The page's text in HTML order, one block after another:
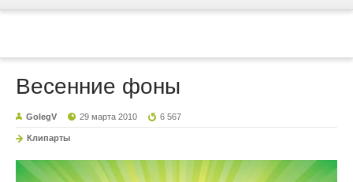
Весенние фоны
GolegV 29 марта 2010 6 567
Клипарты